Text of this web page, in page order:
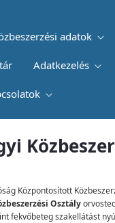
adatok
Adatkezelés
Központosított
Osztály
fekvőbeteg szakellátást